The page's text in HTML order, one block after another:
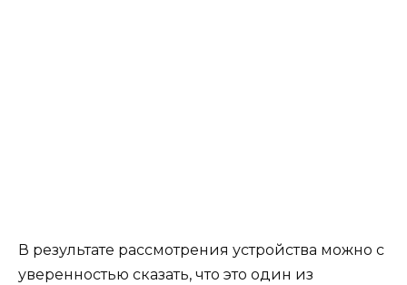
В результате рассмотрения устройства можно с
уверенностью сказать, что это один из